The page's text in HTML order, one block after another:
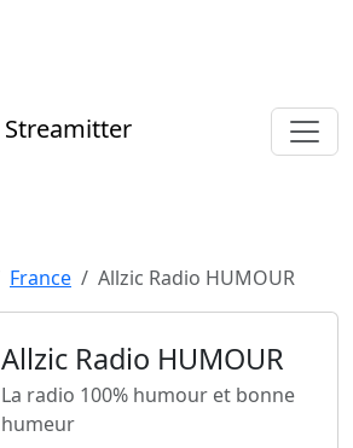
Streamitter
France Allzic Radio HUMOUR
Allzic Radio HUMOUR
La radio 100% humour et bonne
humeur